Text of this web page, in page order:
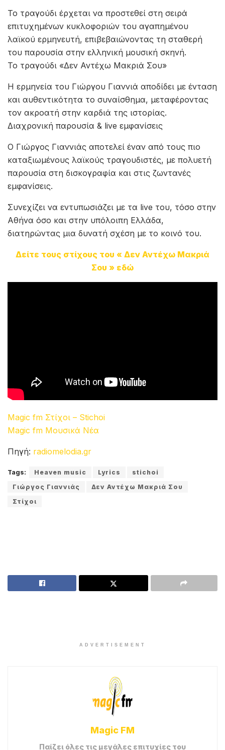
Το τραγούδι έρχεται να προστεθεί στη σειρά
επιτυχημένων κυκλοφοριών του αγαπημένου
λαϊκού ερμηνευτή, επιβεβαιώνοντας τη σταθερή
του παρουσία στην ελληνική μουσική σκηνή.
Το τραγούδι «Δεν Αντέχω Μακριά Σου»
Η ερμηνεία του Γιώργου Γιαννιά αποδίδει με ένταση
και αυθεντικότητα το συναίσθημα, μεταφέροντας
τον ακροατή στην καρδιά της ιστορίας.
Διαχρονική παρουσία & live εμφανίσεις
Ο Γιώργος Γιαννιάς αποτελεί έναν από τους πιο
καταξιωμένους λαϊκούς τραγουδιστές, με πολυετή
παρουσία στη δισκογραφία και στις ζωντανές
εμφανίσεις.
Συνεχίζει να εντυπωσιάζει με τα live του, τόσο στην
Αθήνα όσο και στην υπόλοιπη Ελλάδα,
διατηρώντας μια δυνατή σχέση με το κοινό του.
Δείτε τους στίχους του « Δεν Αντέχω Μακριά
Σου » εδώ
Magic fm Στίχοι – Stichoi
Magic fm Μουσικά Νέα
Πηγή: radiomelodia.gr
Tags: Heaven music Lyrics
stichoi
Γιώργος Γιαννιάς
Δεν Αντέχω Μακριά Σου
Στίχοι
ADVERTISEMENT
Magic FM
Παίζει όλες τις μεγάλες επιτυχίες του